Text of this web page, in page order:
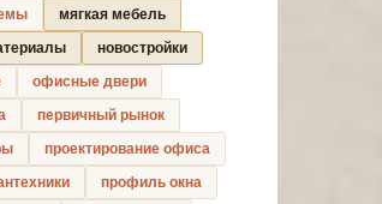
мягкая мебель
новостройки
офисные двери
первичный рынок
проектирование офиса
профиль окна